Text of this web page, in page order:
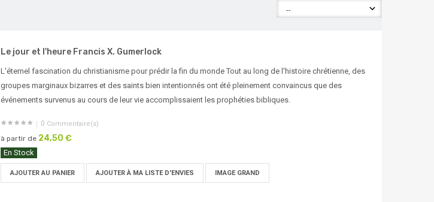
Le jour et l'heure Francis X. Gumerlock
L'éternel fascination du christianisme pour prédir la fin du monde Tout au long de l'histoire chrétienne, des
groupes marginaux bizarres et des saints bien intentionnés ont été pleinement convaincus que des
événements survenus au cours de leur vie accomplissaient les prophéties bibliques.
0 Commentaire(s)
à partir de 24,50 €
En Stock
AJOUTER AU PANIER AJOUTER À MA LISTE D'ENVIES IMAGE GRAND